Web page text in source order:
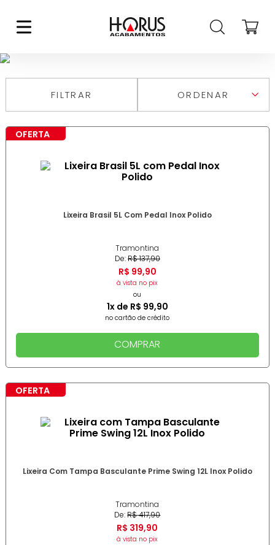
FILTRAR
MAIS VENDIDOS
MAIOR PREÇO
MENOR PREÇO
OFERTA
Lixeira Brasil 5L Com Pedal Inox Polido
Tramontina
De:R$137,90
R$ 99,90
à vista no pix
ou
1x de R$ 99,90
no cartão de crédito
COMPRAR
OFERTA
Lixeira Com Tampa Basculante Prime Swing 12L Inox Polido
Tramontina
De:R$417,90
R$ 319,90
à vista no pix